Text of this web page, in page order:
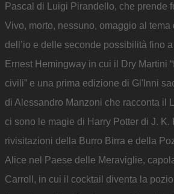
Pascal di Luigi Pirandello, che prende
Vivo, morto, nessuno, omaggio al
dell’io e delle seconde possibilità fino
Ernest Hemingway in cui il Dry Martini
civili” e una prima edizione di Gl'Inni
di Alessandro Manzoni che racconta il
ci sono le magie di Harry Potter di J. K.
rivisitazioni della Burro Birra e della
Alice nel Paese delle Meraviglie,
Carroll, in cui il cocktail diventa la